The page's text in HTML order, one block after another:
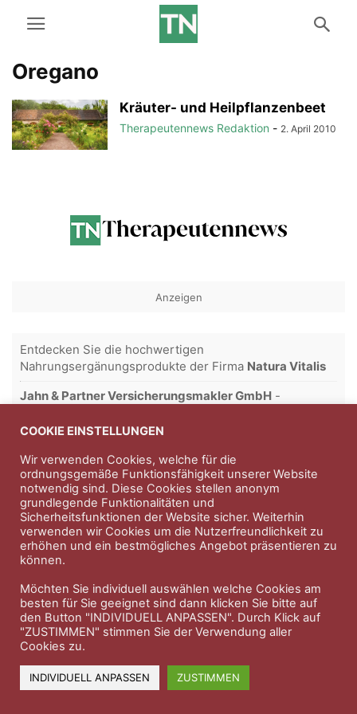
Oregano
Kräuter- und Heilpflanzenbeet
Therapeutennews Redaktion - 2. April 2010
Anzeigen
Entdecken Sie die hochwertigen
Nahrungsergänungsprodukte der Firma Natura Vitalis
Jahn & Partner Versicherungsmakler GmbH -
Professioneller Rundumschutz seit über 30 Jahren.
Impressum Nutzungsbedingungen
Datenschutzerklärung Therapeutenkatalog Über uns
COOKIE EINSTELLUNGEN
Wir verwenden Cookies, welche für die
ordnungsgemäße Funktionsfähigkeit unserer Website
notwendig sind. Diese Cookies stellen anonym
grundlegende Funktionalitäten und
Sicherheitsfunktionen der Website sicher. Weiterhin
verwenden wir Cookies um die Nutzerfreundlichkeit zu
erhöhen und ein bestmögliches Angebot präsentieren zu
können.
Möchten Sie individuell auswählen welche Cookies am
besten für Sie geeignet sind dann klicken Sie bitte auf
den Button "INDIVIDUELL ANPASSEN". Durch Klick auf
"ZUSTIMMEN" stimmen Sie der Verwendung aller
Cookies zu.
INDIVIDUELL ANPASSEN ZUSTIMMEN